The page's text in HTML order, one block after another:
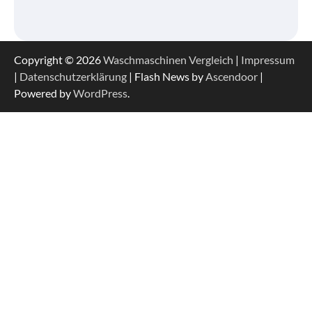
Copyright © 2026Waschmaschinen Vergleich | Impressum
| Datenschutzerklärung | Flash News byAscendoor |
Powered byWordPress.